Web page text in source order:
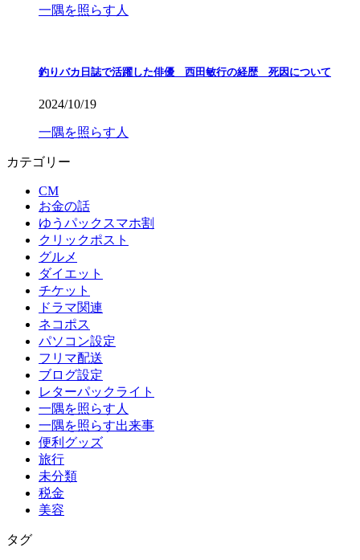
一隅を照らす人
釣りバカ日誌で活躍した俳優 西田敏行の経歴 死因について
2024/10/19
一隅を照らす人
カテゴリー
CM
お金の話
ゆうパックスマホ割
クリックポスト
グルメ
ダイエット
チケット
ドラマ関連
ネコポス
パソコン設定
フリマ配送
ブログ設定
レターパックライト
一隅を照らす人
一隅を照らす出来事
便利グッズ
旅行
未分類
税金
美容
タグ